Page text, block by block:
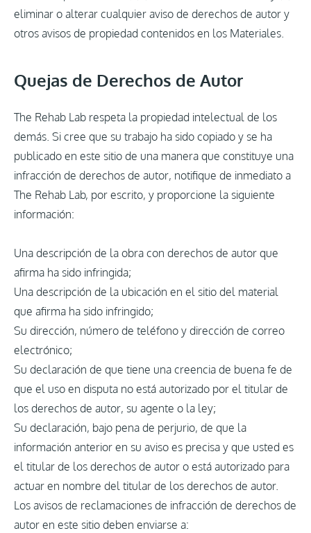
eliminar o alterar cualquier aviso de derechos de autor y
otros avisos de propiedad contenidos en los Materiales.
Quejas de Derechos de Autor
The Rehab Lab respeta la propiedad intelectual de los
demás. Si cree que su trabajo ha sido copiado y se ha
publicado en este sitio de una manera que constituye una
infracción de derechos de autor, notifique de inmediato a
The Rehab Lab, por escrito, y proporcione la siguiente
información:
Una descripción de la obra con derechos de autor que
afirma ha sido infringida;
Una descripción de la ubicación en el sitio del material
que afirma ha sido infringido;
Su dirección, número de teléfono y dirección de correo
electrónico;
Su declaración de que tiene una creencia de buena fe de
que el uso en disputa no está autorizado por el titular de
los derechos de autor, su agente o la ley;
Su declaración, bajo pena de perjurio, de que la
información anterior en su aviso es precisa y que usted es
el titular de los derechos de autor o está autorizado para
actuar en nombre del titular de los derechos de autor.
Los avisos de reclamaciones de infracción de derechos de
autor en este sitio deben enviarse a: